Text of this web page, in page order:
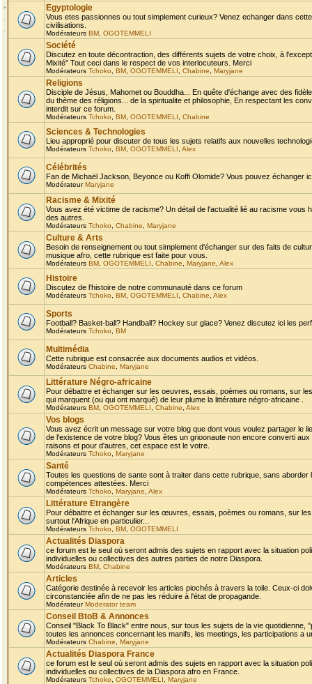
Egyptologie
Vous etes passionnes ou tout simplement curieux? Venez echanger dans
civilisations.
Modérateurs BM OGOTEMMELI
Société
Discutez en toute décontraction, des différents sujets de votre choix, à
Mixité" Tout ceci dans le respect de vos interlocuteurs. Merci
Modérateurs Tchoko BM OGOTEMMELI Chabine Maryjane
Religions
Disciple de Jésus, Mahomet ou Bouddha... En quête d'échange avec des
du thème des réligions... de la spiritualite et philosophie, En respectant les
interdit sur ce forum.
Modérateurs Tchoko BM OGOTEMMELI Chabine
Sciences & Technologies
Lieu approprié pour discuter de tous les sujets relatifs aux nouvelles
Modérateurs Tchoko BM OGOTEMMELI Alex
Célébrités
Fan de Michaël Jackson, Beyonce ou Koffi Olomide? Vous pouvez échanger
ModérateurMaryjane
Racisme & Mixité
Vous avez été victime de racisme? Un détail de l'actualité lié au racisme
des autres.
Modérateurs Tchoko Chabine Maryjane
Culture & Arts
Besoin de renseignement ou tout simplement d'échanger sur des faits de
musique afro, cette rubrique est faite pour vous.
Modérateurs BM OGOTEMMELI Chabine Maryjane Alex
Histoire
Discutez de l'histoire de notre communauté dans ce forum
Modérateurs Tchoko BM OGOTEMMELI Chabine Alex
Sports
Football? Basket-ball? Handball? Hockey sur glace? Venez discutez ici les
Modérateurs Tchoko BM
Multimédia
Cette rubrique est consacrée aux documents audios et vidéos.
Modérateurs Chabine Maryjane
Littérature Négro-africaine
Pour débattre et échanger sur les oeuvres, essais, poèmes ou romans, sur
qui marquent (ou qui ont marqué) de leur plume la littérature négro-africaine .
Modérateurs BM OGOTEMMELI Chabine Alex
Vos blogs
Vous avez écrit un message sur votre blog que dont vous voulez partager le
de l'existence de votre blog? Vous êtes un grioonaute non encore converti
raisons et pour d'autres, cet espace est le votre.
Modérateurs Tchoko Maryjane
Santé
Toutes les questions de sante sont à traiter dans cette rubrique, sans
compétences attestées. Merci
Modérateurs Tchoko Maryjane Alex
Littérature Etrangère
Pour débattre et échanger sur les œuvres, essais, poèmes ou romans, sur
surtout l'Afrique en particulier...
Modérateurs Tchoko BM OGOTEMMELI
Actualités Diaspora
ce forum est le seul où seront admis des sujets en rapport avec la situation
individuelles ou collectives des autres parties de notre Diaspora.
Modérateurs BM Chabine
Articles
Catégorie destinée à recevoir les articles piochés à travers la toile. Ceux-ci
circonstanciée afin de ne pas les réduire à l'état de propagande.
ModérateurModerator team
Conseil BtoB & Annonces
Conseil "Black To Black" entre nous, sur tous les sujets de la vie
toutes les annonces concernant les manifs, les meetings, les participations a
Modérateurs Chabine Maryjane
Actualités Diaspora France
ce forum est le seul où seront admis des sujets en rapport avec la situation
individuelles ou collectives de la Diaspora afro en France.
Modérateurs Tchoko OGOTEMMELI Maryjane